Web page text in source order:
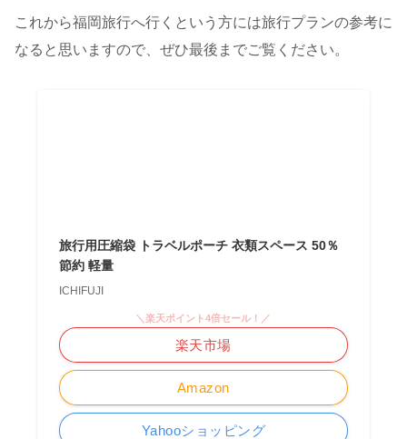
これから福岡旅行へ行くという方には旅行プランの参考に
なると思いますので、ぜひ最後までご覧ください。
旅行用圧縮袋 トラベルポーチ 衣類スペース 50％
節約 軽量
ICHIFUJI
Amazon
＼楽天ポイント4倍セール！／
楽天市場
Yahooショッピング